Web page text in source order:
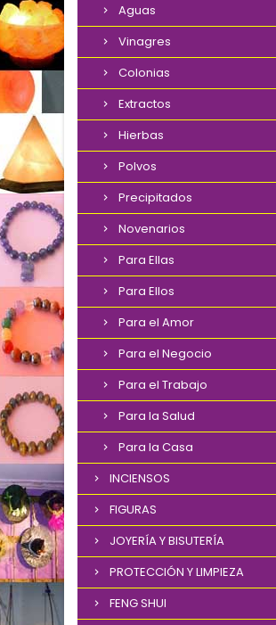
Aguas
Vinagres
Colonias
Extractos
Hierbas
Polvos
Precipitados
Novenarios
Para Ellas
Para Ellos
Para el Amor
Para el Negocio
Para el Trabajo
Para la Salud
Para la Casa
INCIENSOS
FIGURAS
JOYERÍA Y BISUTERÍA
PROTECCIÓN Y LIMPIEZA
FENG SHUI